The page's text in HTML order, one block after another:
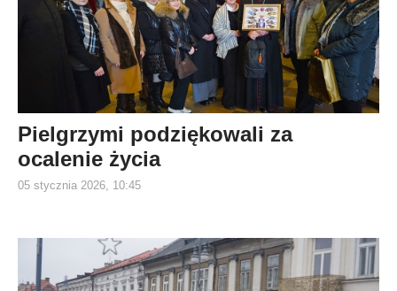
Pielgrzymi podziękowali za
ocalenie życia
05 stycznia 2026, 10:45